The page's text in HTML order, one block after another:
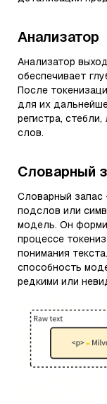
Анализатор
Анализатор
обеспечивает
После
для их
регистра,
слов.
Словарный
Словарный запас
подслов или
модель. Он
процессе
понимания
способность
редкими или